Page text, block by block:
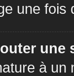
une fois
une
à un